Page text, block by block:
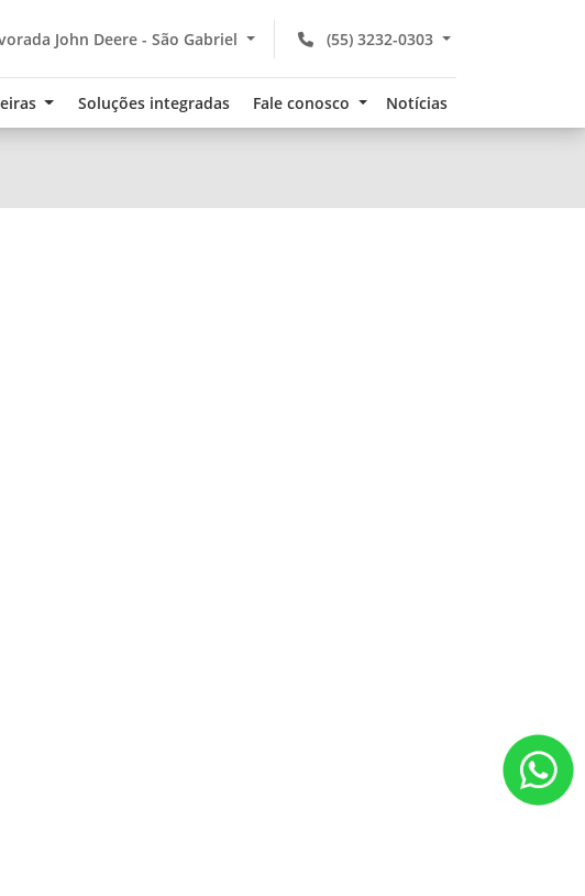
(55) 3232-0303
John Deere - São Gabriel
Soluções integradas Fale conosco Notícias